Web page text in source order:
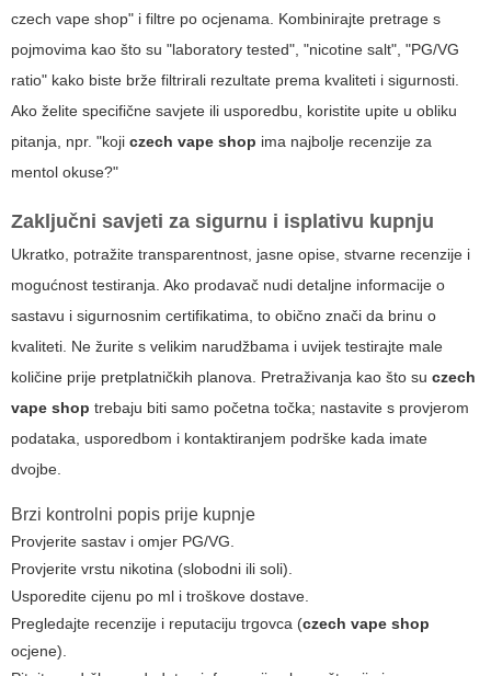
czech vape shop" i filtre po ocjenama. Kombinirajte pretrage s
pojmovima kao što su "laboratory tested", "nicotine salt", "PG/VG
ratio" kako biste brže filtrirali rezultate prema kvaliteti i sigurnosti.
Ako želite specifične savjete ili usporedbu, koristite upite u obliku
pitanja, npr. "koji czech vape shop ima najbolje recenzije za
mentol okuse?"
Zaključni savjeti za sigurnu i isplativu kupnju
Ukratko, potražite transparentnost, jasne opise, stvarne recenzije i
mogućnost testiranja. Ako prodavač nudi detaljne informacije o
sastavu i sigurnosnim certifikatima, to obično znači da brinu o
kvaliteti. Ne žurite s velikim narudžbama i uvijek testirajte male
količine prije pretplatničkih planova. Pretraživanja kao što su czech
vape shop trebaju biti samo početna točka; nastavite s provjerom
podataka, usporedbom i kontaktiranjem podrške kada imate
dvojbe.
Brzi kontrolni popis prije kupnje
Provjerite sastav i omjer PG/VG.
Provjerite vrstu nikotina (slobodni ili soli).
Usporedite cijenu po ml i troškove dostave.
Pregledajte recenzije i reputaciju trgovca (czech vape shop
ocjene).